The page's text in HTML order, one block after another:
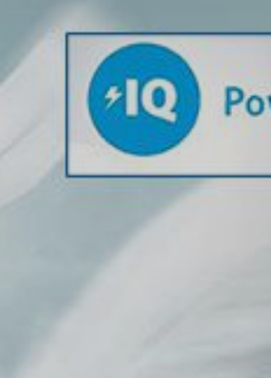
តើអ្វីជាបច្ចេកវិទ្យា Voltage
Boost ហេតុអ្វីបានជាក្រុមហ៊ុន
យក្ស Ankerយកទៅបំពាក់
បន្ថែមលើផលិតផលរបស់ខ្លួន?
Voltage Boost Technology